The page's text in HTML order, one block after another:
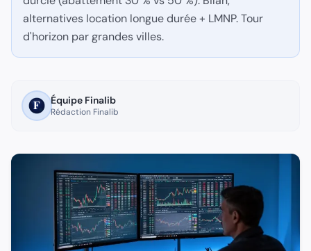
Questions fréquentes
Quel plafond annuel Airbnb 2026 ?
Comment obtenir numéro d''enregistrement Airbnb ?
Auprès de la mairie de la commune via plateforme officielle
Quelle alternative Airbnb la plus rentable ?
Meublé tourisme classé (71 % d''abattement) ou LMNP
Les restrictions Airbnb vont-elles se durcir ?
Probable au PLF 2027 avec extension possible aux
alternatives location longue durée + LMNP. Tour
d'horizon par grandes villes.
Équipe Finalib
Rédaction Finalib